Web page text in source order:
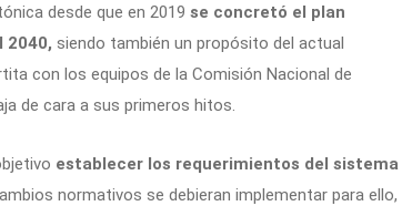
desde que en 2019 se concretó el plan
2040, siendo también un propósito del actual
con los equipos de la Comisión Nacional de
de cara a sus primeros hitos.
establecer los requerimientos del sistema
normativos se debieran implementar para ello,